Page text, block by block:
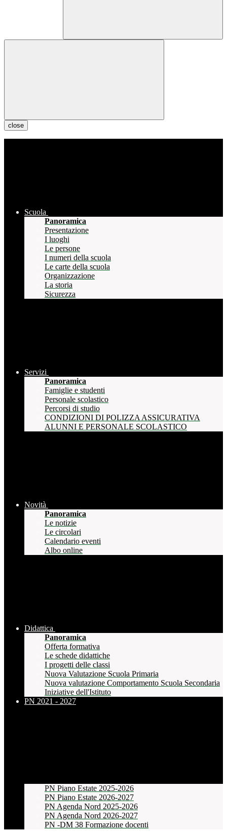
close
Scuola
Panoramica
Presentazione
I luoghi
Le persone
I numeri della scuola
Le carte della scuola
Organizzazione
La storia
Sicurezza
Servizi
Panoramica
Famiglie e studenti
Personale scolastico
Percorsi di studio
CONDIZIONI DI POLIZZA ASSICURATIVA
ALUNNI E PERSONALE SCOLASTICO
Novità
Panoramica
Le notizie
Le circolari
Calendario eventi
Albo online
Didattica
Panoramica
Offerta formativa
Le schede didattiche
I progetti delle classi
Nuova Valutazione Scuola Primaria
Nuova valutazione Comportamento Scuola Secondaria
Iniziative dell'Istituto
PN 2021 - 2027
PN Piano Estate 2025-2026
PN Piano Estate 2026-2027
PN Agenda Nord 2025-2026
PN Agenda Nord 2026-2027
PN -DM 38 Formazione docenti